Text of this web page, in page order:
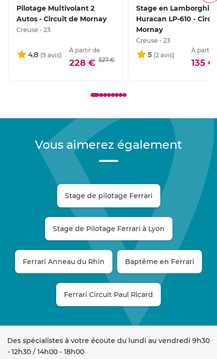
Pilotage Multivolant 2
Autos - Circuit de Mornay
Creuse - 23
4,8
À partir de
228 € 327 €
Stage en Lamborghini
Huracan LP-610 -
Mornay
Creuse - 23
5
À partir
135 €
Vous aimerez également
Stage de pilotage Ferrari
Stage de Pilotage Ferrari à Lyon
Ferrari Anneau du Rhin Baptême en Ferrari
Ferrari Circuit Paul Ricard
Des spécialistes à votre écoute du lundi au vendredi 9h30
- 12h30 / 14h00 - 18h00